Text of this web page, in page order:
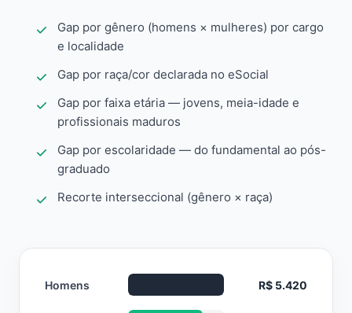
Gap por gênero (homens × mulheres) por cargo
e localidade
Gap por raça/cor declarada no eSocial
Gap por faixa etária — jovens, meia-idade e
profissionais maduros
Gap por escolaridade — do fundamental ao pós-
graduado
Recorte interseccional (gênero × raça)
Homens R$ 5.420